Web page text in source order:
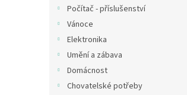
Počítač - příslušenství
Vánoce
Elektronika
Umění a zábava
Domácnost
Chovatelské potřeby